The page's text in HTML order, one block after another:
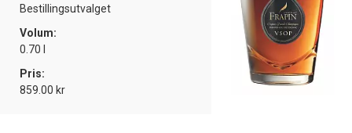
Bestillingsutvalget
Volum:
0.70 l
Pris:
859.00 kr